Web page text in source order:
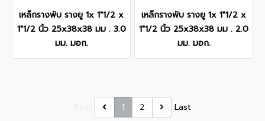
เหล็กรางพับ รางยู 1x 1"1/2 x
1"1/2 นิ้ว 25x38x38 มม . 3.0
มม. มอก.
เหล็กรางพับ รางยู 1x 1"1/2 x
1"1/2 นิ้ว 25x38x38 มม . 2.0
มม. มอก.
1 2 Last